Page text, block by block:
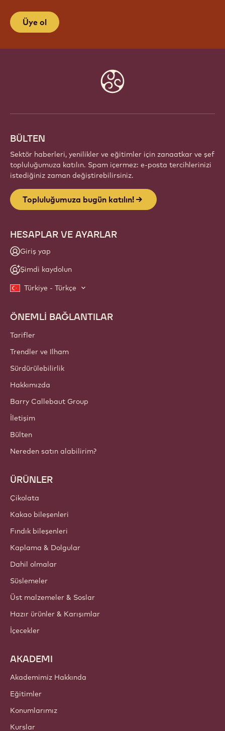
Üye ol
BÜLTEN
Sektör haberleri, yenilikler ve eğitimler için zanaatkar ve şef
topluluğumuza katılın. Spam içermez: e-posta tercihlerinizi
istediğiniz zaman değiştirebilirsiniz.
Topluluğumuza bugün katılın!
HESAPLAR VE AYARLAR
Giriş yap
Şimdi kaydolun
Türkiye - Türkçe
Footer
Callebaut
ÖNEMLİ BAĞLANTILAR
Tarifler
Trendler ve Ilham
Sürdürülebilirlik
Hakkımızda
Barry Callebaut Group
İletişim
Bülten
Nereden satın alabilirim?
ÜRÜNLER
Çikolata
Kakao bileşenleri
Fındık bileşenleri
Kaplama & Dolgular
Dahil olmalar
Süslemeler
Üst malzemeler & Soslar
Hazır ürünler & Karışımlar
İçecekler
AKADEMI
Akademimiz Hakkında
Eğitimler
Konumlarımız
Kurslar